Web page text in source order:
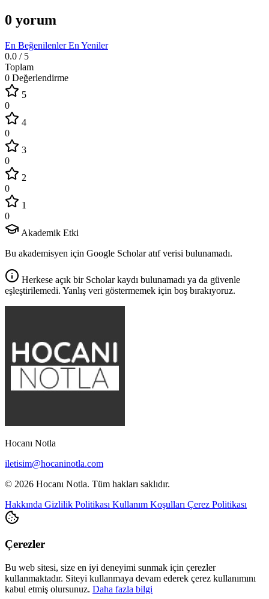
0 yorum
En BeğenilenlerEn Yeniler
0.0 / 5
Toplam
0 Değerlendirme
5
0
4
0
3
0
2
0
1
0
Akademik Etki
Bu akademisyen için Google Scholar atıf verisi bulunamadı.
Herkese açık bir Scholar kaydı bulunamadı ya da güvenle
eşleştirilemedi. Yanlış veri göstermemek için boş bırakıyoruz.
Hocanı Notla
iletisim@hocaninotla.com
© 2026 Hocanı Notla. Tüm hakları saklıdır.
Hakkında Gizlilik Politikası Kullanım Koşulları Çerez Politikası
Çerezler
Bu web sitesi, size en iyi deneyimi sunmak için çerezler
kullanmaktadır. Siteyi kullanmaya devam ederek çerez kullanımını
kabul etmiş olursunuz. Daha fazla bilgi